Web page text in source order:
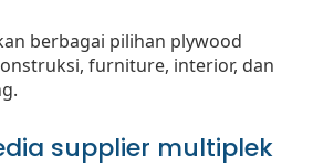
berbagai pilihan plywood
furniture, interior, dan
supplier multiplek